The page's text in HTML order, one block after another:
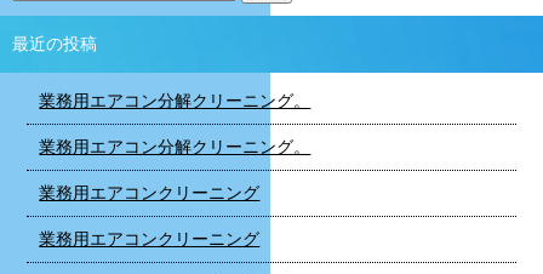
最近の投稿
業務用エアコン分解クリーニング。
業務用エアコン分解クリーニング。
業務用エアコンクリーニング
業務用エアコンクリーニング